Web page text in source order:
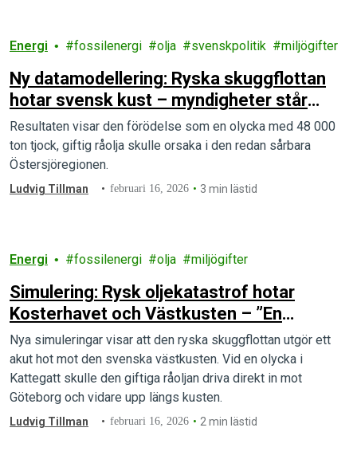
Energi fossilenergi olja svenskpolitik miljögifter
Ny datamodellering: Ryska skuggflottan
hotar svensk kust – myndigheter står
passiva trots bordningsrätt
Resultaten visar den förödelse som en olycka med 48 000
ton tjock, giftig råolja skulle orsaka i den redan sårbara
Östersjöregionen.
Ludvig Tillman februari 16, 2026 3 min lästid
Energi fossilenergi olja miljögifter
Simulering: Rysk oljekatastrof hotar
Kosterhavet och Västkusten – ”En
miljöbomb”
Nya simuleringar visar att den ryska skuggflottan utgör ett
akut hot mot den svenska västkusten. Vid en olycka i
Kattegatt skulle den giftiga råoljan driva direkt in mot
Göteborg och vidare upp längs kusten.
Ludvig Tillman februari 16, 2026 2 min lästid